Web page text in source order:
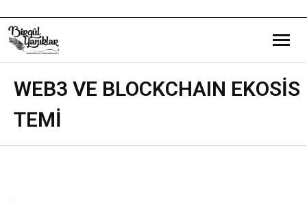
Bana Dair
Eğitim Yazılarım
Gezi ve Kültür Yazılarım
WEB3 VE BLOCKCHAIN EKOSİS
TEMİ